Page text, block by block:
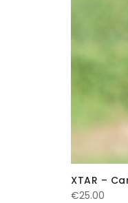
XTAR –
€25.00